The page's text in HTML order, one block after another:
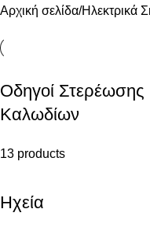
Αρχική σελίδα Ηλεκτρικά
Οδηγοί Στερέωσης
Καλωδίων
13 products
Ηχεία